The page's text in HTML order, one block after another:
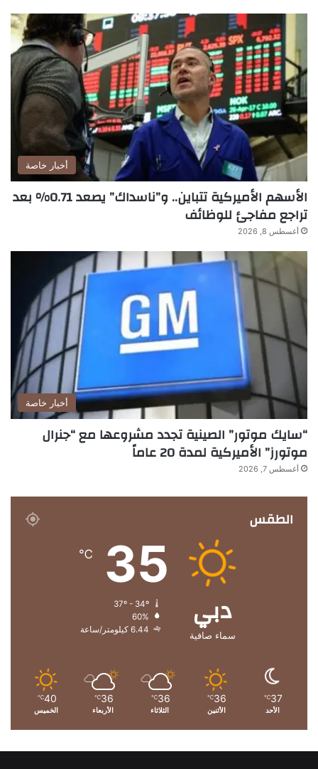
أخبار خاصة
الأسهم الأميركية تتباين.. و”ناسداك” يصعد 0.71% بعد
تراجع مفاجئ للوظائف
أغسطس 8, 2026
أخبار خاصة
“سايك موتور” الصينية تجدد مشروعها مع “جنرال
موتورز” الأميركية لمدة 20 عاماً
أغسطس 7, 2026
الطقس
دبي
سماء صافية
35
℃
60%
6.44 كيلومتر/ساعة
37
℃
الأحد
36
℃
الأثنين
36
℃
الثلاثاء
36
℃
الأربعاء
40
℃
الخميس